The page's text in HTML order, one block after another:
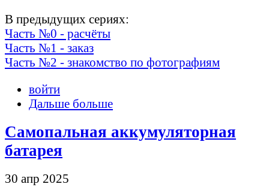
В предыдущих сериях:
Часть №0 - расчёты
Часть №1 - заказ
Часть №2 - знакомство по фотографиям
войти
Дальше больше
Самопальная аккумуляторная
батарея
30 апр 2025